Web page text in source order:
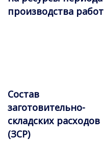
производства работ
Состав
заготовительно-
складских расходов
(ЗСР)